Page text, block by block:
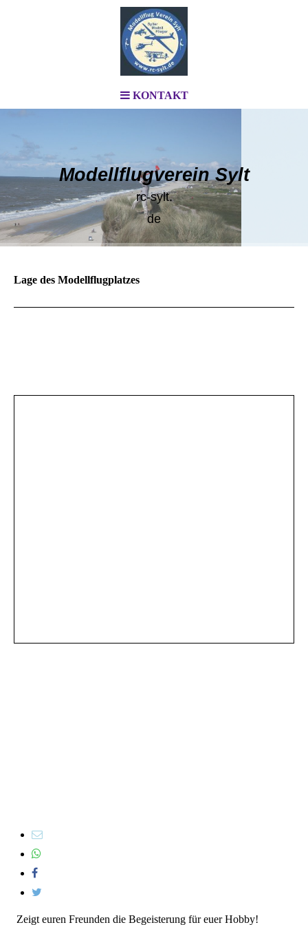
KONTAKT
Modellflugverein Sylt
rc-sylt.
de
Lage des Modellflugplatzes
Zeigt euren Freunden die Begeisterung für euer Hobby!